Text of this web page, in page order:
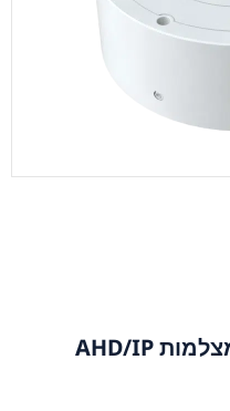
קופסאת חיבורים קטנה למצלמות AHD/IP